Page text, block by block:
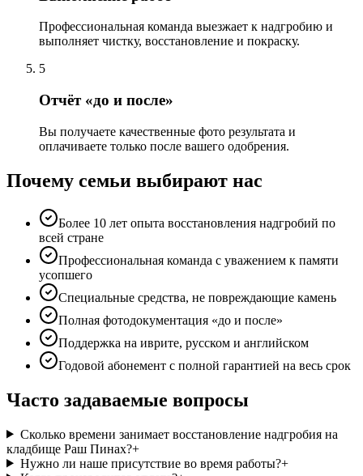
Профессиональная команда выезжает к надгробию и
выполняет чистку, восстановление и покраску.
5
Отчёт «до и после»
Вы получаете качественные фото результата и
оплачиваете только после вашего одобрения.
Почему семьи выбирают нас
Более 10 лет опыта восстановления надгробий по
всей стране
Профессиональная команда с уважением к памяти
усопшего
Специальные средства, не повреждающие камень
Полная фотодокументация «до и после»
Поддержка на иврите, русском и английском
Годовой абонемент с полной гарантией на весь срок
Часто задаваемые вопросы
Сколько времени занимает восстановление надгробия на
кладбище Раш Пинах?+
Нужно ли наше присутствие во время работы?+